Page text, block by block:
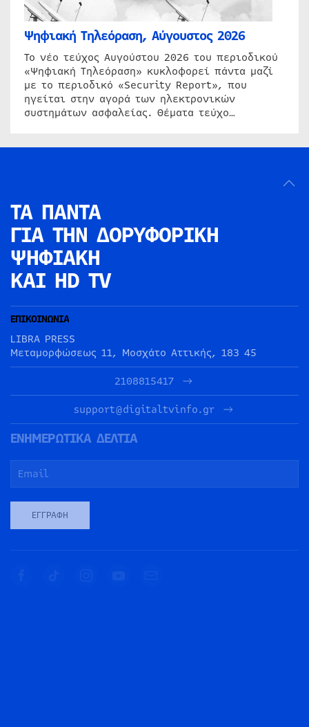
Ψηφιακή Τηλεόραση, Αύγουστος 2026
Το νέο τεύχος Αυγούστου 2026 του περιοδικού
«Ψηφιακή Τηλεόραση» κυκλοφορεί πάντα μαζί
με το περιοδικό «Security Report», που
ηγείται στην αγορά των ηλεκτρονικών
συστημάτων ασφαλείας. Θέματα τεύχο…
ΤΑ ΠΑΝΤΑ
ΓΙΑ ΤΗΝ ΔΟΡΥΦΟΡΙΚΗ
ΨΗΦΙΑΚΗ
ΚΑΙ HD TV
ΕΠΙΚΟΙΝΩΝΙΑ
LIBRA PRESS
Μεταμορφώσεως 11, Μοσχάτο Αττικής, 183 45
2108815417
support@digitaltvinfo.gr
ΕΝΗΜΕΡΩΤΙΚΑ ΔΕΛΤΙΑ
ΕΓΓΡΑΦΉ